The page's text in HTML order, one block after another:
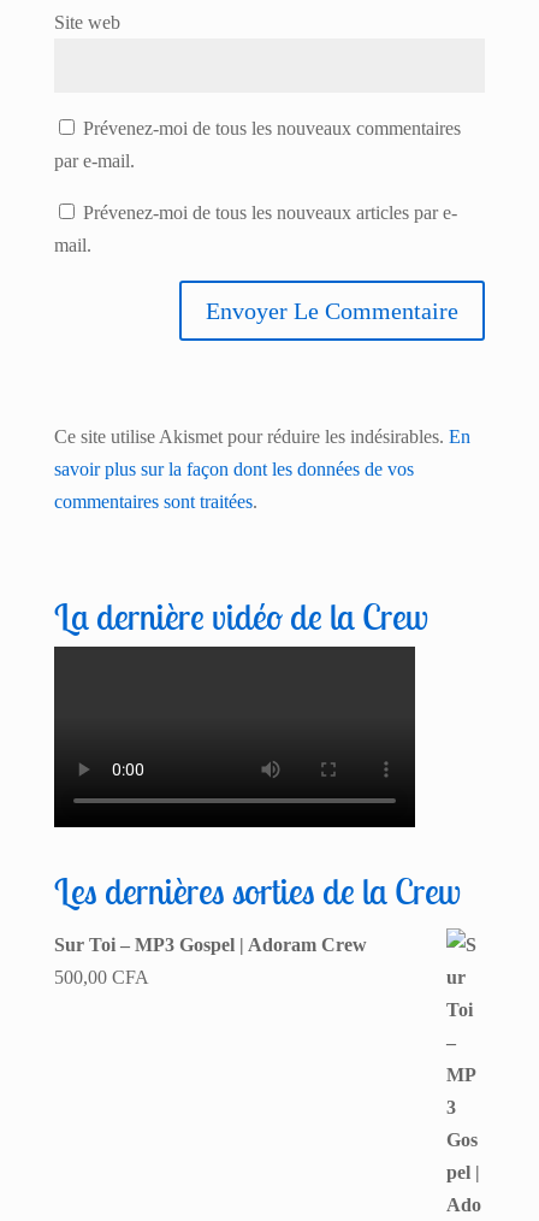
Site web
Prévenez-moi de tous les nouveaux commentaires
par e-mail.
Prévenez-moi de tous les nouveaux articles par e-
mail.
Ce site utilise Akismet pour réduire les indésirables. En
savoir plus sur la façon dont les données de vos
commentaires sont traitées.
La dernière vidéo de la Crew
Les dernières sorties de la Crew
Sur Toi – MP3 Gospel | Adoram Crew
500,00 CFA